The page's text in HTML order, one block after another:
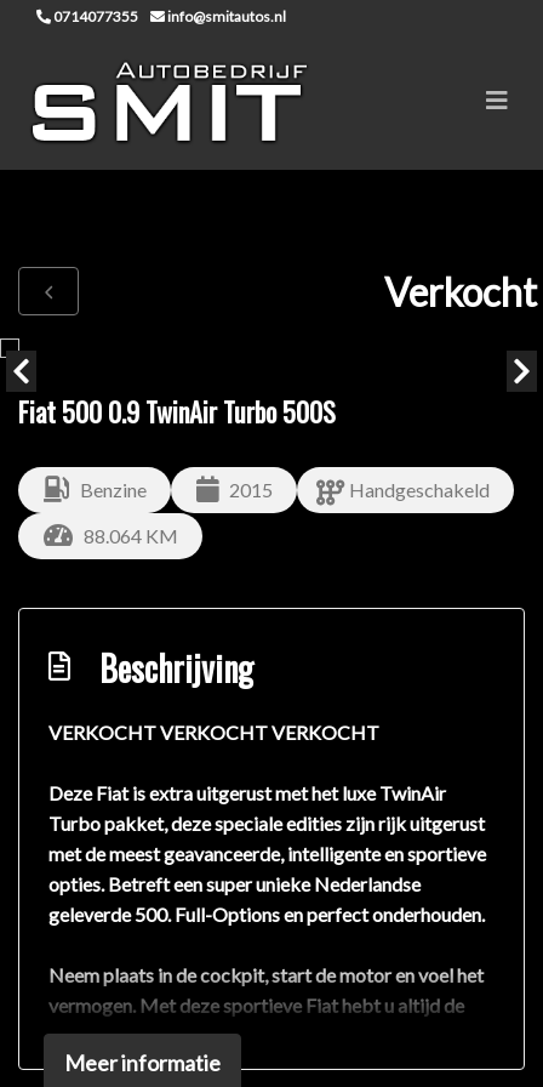
0714077355 info@smitautos.nl
Verkocht
Fiat 500 0.9 TwinAir Turbo 500S
Benzine 2015
Handgeschakeld
88.064 KM
Beschrijving
VERKOCHT VERKOCHT VERKOCHT
Deze Fiat is extra uitgerust met het luxe TwinAir
Turbo pakket, deze speciale edities zijn rijk uitgerust
met de meest geavanceerde, intelligente en sportieve
opties. Betreft een super unieke Nederlandse
geleverde 500. Full-Options en perfect onderhouden.
Neem plaats in de cockpit, start de motor en voel het
vermogen. Met deze sportieve Fiat hebt u altijd de
controle, het bouwjaar is 2015. Natuurlijk behoren 16
inch lichtmetalen velgen, sportonderstel, metallic lak,
Meer informatie